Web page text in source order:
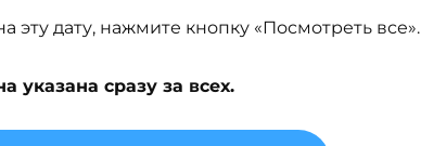
дату, нажмите кнопку «Посмотреть все».
указана сразу за всех.